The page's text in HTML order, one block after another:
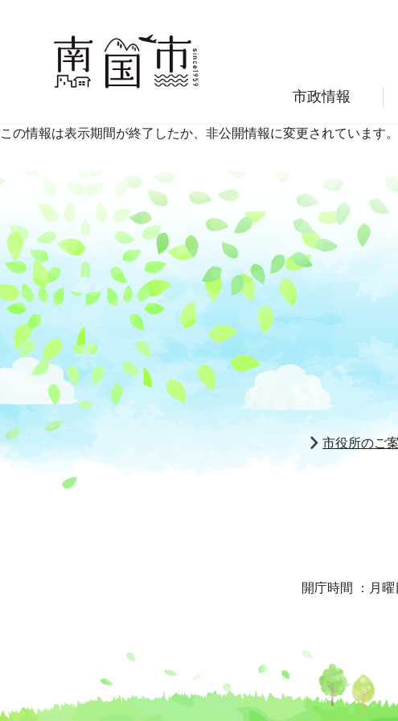
市政情報
この情報は表示期間が終了したか、非公開情報に変更されています。
市役所のご
開庁時間 ： 月